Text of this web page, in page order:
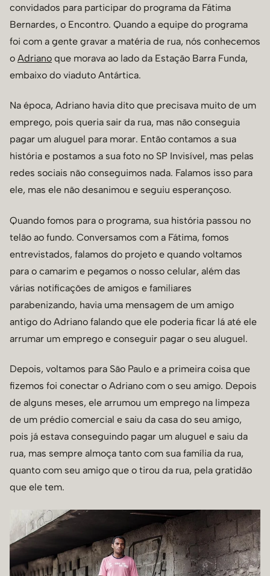
convidados para participar do programa da Fátima
Bernardes, o Encontro. Quando a equipe do programa
foi com a gente gravar a matéria de rua, nós conhecemos
o Adriano que morava ao lado da Estação Barra Funda,
embaixo do viaduto Antártica.
Na época, Adriano havia dito que precisava muito de um
emprego, pois queria sair da rua, mas não conseguia
pagar um aluguel para morar. Então contamos a sua
história e postamos a sua foto no SP Invisível, mas pelas
redes sociais não conseguimos nada. Falamos isso para
ele, mas ele não desanimou e seguiu esperançoso.
Quando fomos para o programa, sua história passou no
telão ao fundo. Conversamos com a Fátima, fomos
entrevistados, falamos do projeto e quando voltamos
para o camarim e pegamos o nosso celular, além das
várias notificações de amigos e familiares
parabenizando, havia uma mensagem de um amigo
antigo do Adriano falando que ele poderia ficar lá até ele
arrumar um emprego e conseguir pagar o seu aluguel.
Depois, voltamos para São Paulo e a primeira coisa que
fizemos foi conectar o Adriano com o seu amigo. Depois
de alguns meses, ele arrumou um emprego na limpeza
de um prédio comercial e saiu da casa do seu amigo,
pois já estava conseguindo pagar um aluguel e saiu da
rua, mas sempre almoça tanto com sua família da rua,
quanto com seu amigo que o tirou da rua, pela gratidão
que ele tem.